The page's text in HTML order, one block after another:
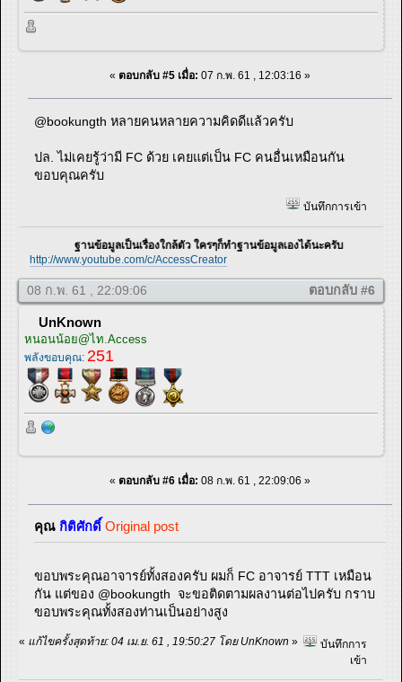
« ตอบกลับ #5 เมื่อ: 07 ก.พ. 61 , 12:03:16 »
@bookungth หลายคนหลายความคิดดีแล้วครับ
ปล. ไม่เคยรู้ว่ามี FC ด้วย เคยแต่เป็น FC คนอื่นเหมือนกัน
ขอบคุณครับ
บันทึกการเข้า
ฐานข้อมูลเป็นเรื่องใกล้ตัว ใครๆก็ทำฐานข้อมูลเองได้นะครับ
http://www.youtube.com/c/AccessCreator
08 ก.พ. 61 , 22:09:06 ตอบกลับ #6
UnKnown
หนอนน้อย@ไท.Access
พลังขอบคุณ: 251
« ตอบกลับ #6 เมื่อ: 08 ก.พ. 61 , 22:09:06 »
คุณ กิติศักดิ์ Original post
ขอบพระคุณอาจารย์ทั้งสองครับ ผมก็ FC อาจารย์ TTT เหมือน
กัน แต่ของ @bookungth จะขอติดตามผลงานต่อไปครับ กราบ
ขอบพระคุณทั้งสองท่านเป็นอย่างสูง
« แก้ไขครั้งสุดท้าย: 04 เม.ย. 61 , 19:50:27 โดย UnKnown »
บันทึกการ
เข้า